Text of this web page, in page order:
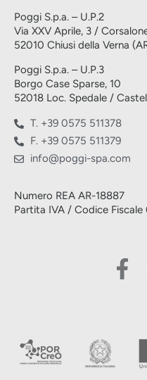
Poggi S.p.a. – U.P.2
Via XXV Aprile, 3 /
52010 Chiusi della Verna
Poggi S.p.a. – U.P.3
Borgo Case Sparse, 10
52018 Loc. Spedale /
T. +39 0575 511378
F. +39 0575 511379
info@poggi-spa.com
Numero REA AR-18887
Partita IVA / Codice